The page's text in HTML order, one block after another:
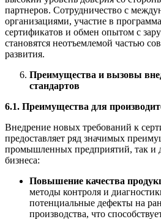
партнеров. Сотрудничество с
организациями, участие в
сертификатов и обмен опытом с
становятся неотъемлемой частью
развития.
Преимущества и вызовы
стандартов
6.1. Преимущества для
Внедрение новых требований к
предоставляет ряд значимых
промышленных предприятий, так и
бизнеса:
Повышение качества
методы контроля и
потенциальные дефекты на
производства, что